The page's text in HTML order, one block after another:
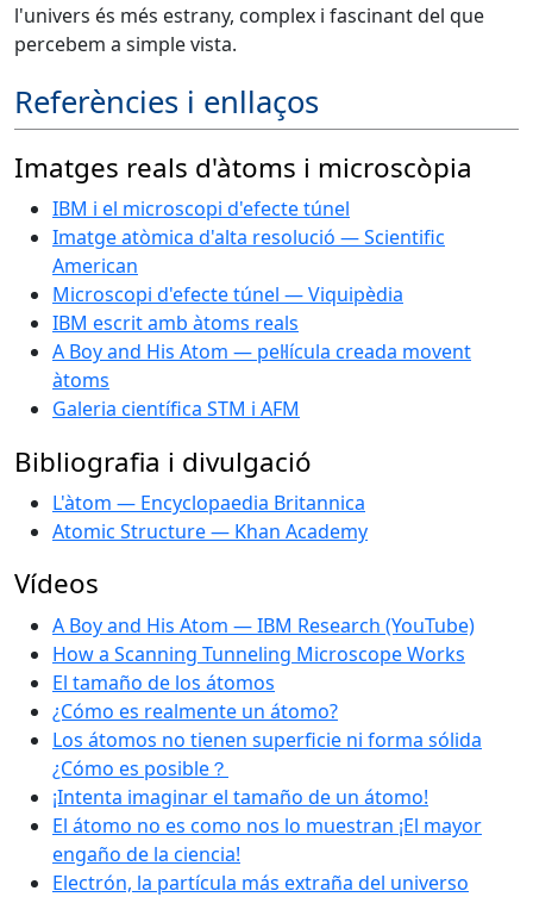
l'univers és més estrany, complex i fascinant del que
percebem a simple vista.
Referències i enllaços
Imatges reals d'àtoms i microscòpia
IBM i el microscopi d'efecte túnel
Imatge atòmica d'alta resolució — Scientific
American
Microscopi d'efecte túnel — Viquipèdia
IBM escrit amb àtoms reals
A Boy and His Atom — pel·lícula creada movent
àtoms
Galeria científica STM i AFM
Bibliografia i divulgació
L'àtom — Encyclopaedia Britannica
Atomic Structure — Khan Academy
Vídeos
A Boy and His Atom — IBM Research (YouTube)
How a Scanning Tunneling Microscope Works
El tamaño de los átomos
¿Cómo es realmente un átomo?
Los átomos no tienen superficie ni forma sólida
¿Cómo es posible？
¡Intenta imaginar el tamaño de un átomo!
El átomo no es como nos lo muestran ¡El mayor
engaño de la ciencia!
Electrón, la partícula más extraña del universo